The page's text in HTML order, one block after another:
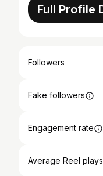
Full Profile
Followers
Fake followers
Engagement rate
Average Reel plays